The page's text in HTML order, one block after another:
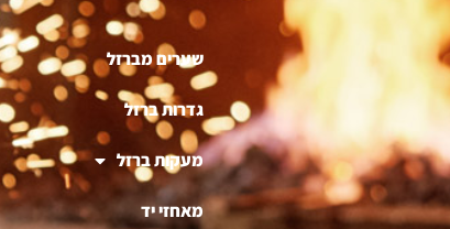
שערים מברזל
גדרות ברזל
מעקות ברזל
מאחזי יד